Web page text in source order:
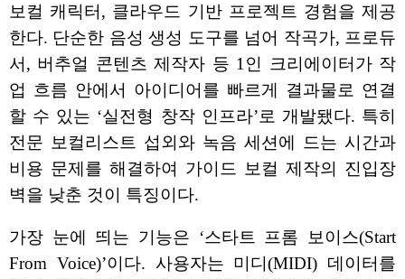
보컬 캐릭터, 클라우드 기반 프로젝트 경험을 제공
한다. 단순한 음성 생성 도구를 넘어 작곡가, 프로듀
서, 버추얼 콘텐츠 제작자 등 1인 크리에이터가 작
업 흐름 안에서 아이디어를 빠르게 결과물로 연결
할 수 있는 ‘실전형 창작 인프라’로 개발됐다. 특히
전문 보컬리스트 섭외와 녹음 세션에 드는 시간과
비용 문제를 해결하여 가이드 보컬 제작의 진입장
벽을 낮춘 것이 특징이다.
가장 눈에 띄는 기능은 ‘스타트 프롬 보이스(Start
From Voice)’이다. 사용자는 미디(MIDI) 데이터를